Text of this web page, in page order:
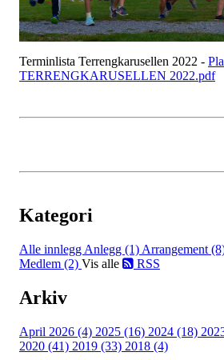
Terminlista Terrengkarusellen 2022 -
TERRENGKARUSELLEN 2022.pdf
Kategori
Alle innlegg Anlegg (1) Arrangement
Medlem (2) Vis alle RSS
Arkiv
April 2026 (4) 2025 (16) 2024 (18)
2020 (41) 2019 (33) 2018 (4)